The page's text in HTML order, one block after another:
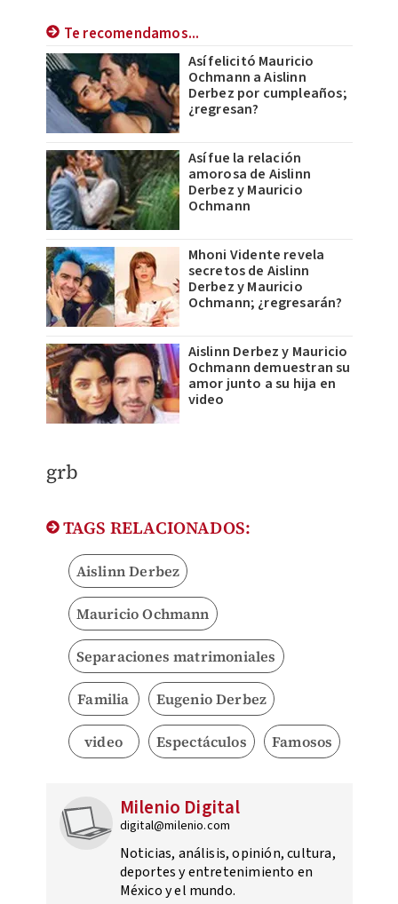
Te recomendamos...
Así felicitó Mauricio
Ochmann a Aislinn
Derbez por cumpleaños;
¿regresan?
Así fue la relación
amorosa de Aislinn
Derbez y Mauricio
Ochmann
Mhoni Vidente revela
secretos de Aislinn
Derbez y Mauricio
Ochmann; ¿regresarán?
Aislinn Derbez y Mauricio
Ochmann demuestran su
amor junto a su hija en
video
grb
TAGS RELACIONADOS:
Aislinn Derbez
Mauricio Ochmann
Separaciones matrimoniales
Familia Eugenio Derbez
video Espectáculos Famosos
Milenio Digital
digital@milenio.com
Noticias, análisis, opinión, cultura,
deportes y entretenimiento en
México y el mundo.